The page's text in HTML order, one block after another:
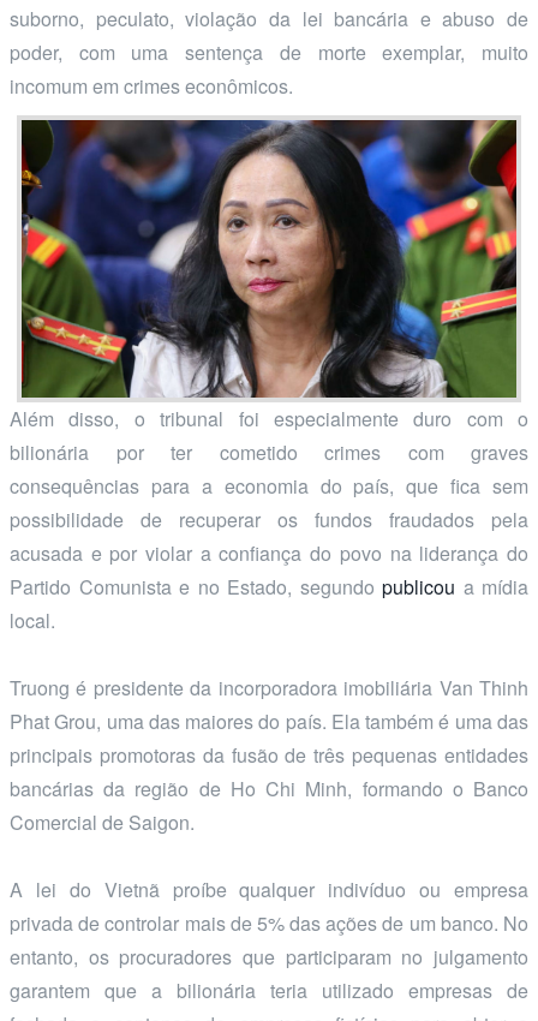
suborno, peculato, violação da lei bancária e abuso de
poder, com uma sentença de morte exemplar, muito
incomum em crimes econômicos.
Além disso, o tribunal foi especialmente duro com o
bilionária por ter cometido crimes com graves
consequências para a economia do país, que fica sem
possibilidade de recuperar os fundos fraudados pela
acusada e por violar a confiança do povo na liderança do
Partido Comunista e no Estado, segundo publicou a mídia
local.
Truong é presidente da incorporadora imobiliária Van Thinh
Phat Grou, uma das maiores do país. Ela também é uma das
principais promotoras da fusão de três pequenas entidades
bancárias da região de Ho Chi Minh, formando o Banco
Comercial de Saigon.
A lei do Vietnã proíbe qualquer indivíduo ou empresa
privada de controlar mais de 5% das ações de um banco. No
entanto, os procuradores que participaram no julgamento
garantem que a bilionária teria utilizado empresas de